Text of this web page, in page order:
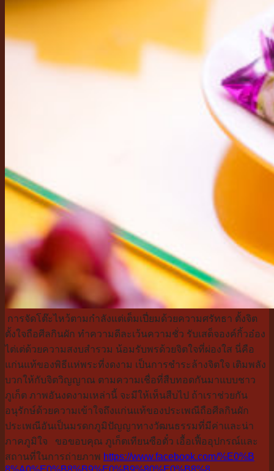
การจัดโต๊ะไหว้ตามกำลังแต่เต็มเปี่ยมด้วยความศรัทธา ตั้งจิต
ตั้งใจถือศีลกินผัก ทำความดีละเว้นความชั่ว รับเสด็จองค์กิ้วอ๋อง
ไต่เต่ด้วยความสงบสำรวม น้อมรับพรด้วยจิตใจที่ผ่องใส นี่คือ
แก่นแท้ของพิธีแห่พระที่งดงาม เป็นการชำระล้างจิตใจ เติมพลัง
บวกให้กับจิตวิญญาณ ตามความเชื่อที่สืบทอดกันมาแบบชาว
ภูเก็ต ภาพอันงดงามเหล่านี้ จะมีให้เห็นสืบไป ถ้าเราช่วยกัน
อนุรักษ์ด้วยความเข้าใจถึงแก่นแท้ของประเพณีถือศีลกินผัก
ประเพณีอันเป็นมรดกภูมิปัญญาทางวัฒนธรรมที่มีค่าและน่า
ภาคภูมิใจ
ขอขอบคุณ ภูเก็ตเทียนซือตั๋ว เอื้อเฟื้ออุปกรณ์และ
สถานที่ในการถ่ายภาพ https://www.facebook.com/%E0%B